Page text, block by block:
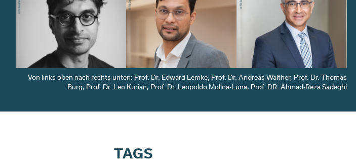
Von links oben nach rechts unten: Prof. Dr. Edward Lemke, Prof. Dr. Andreas Walther, Prof. Dr. Thomas
Burg, Prof. Dr. Leo Kurian, Prof. Dr. Leopoldo Molina-Luna, Prof. DR. Ahmad-Reza Sadeghi
TAGS